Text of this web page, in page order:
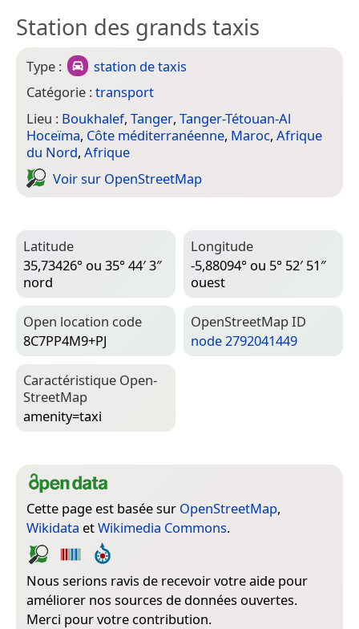
Station des grands taxis
Type :
station de taxis
Catégorie :transport
Lieu : Boukhalef, Tanger, Tanger-Tétouan-Al
Hoceïma, Côte méditerranéenne, Maroc, Afrique
du Nord, Afrique
Voir sur Open­Street­Map
Latitude
35,73426° ou 35° 44′ 3″
nord
Longitude
-5,88094° ou 5° 52′ 51″
ouest
Open location code
8C7PP4M9+PJ
Open­Street­Map ID
node 2792041449
Caractéristique Open­
Street­Map
amenity=­taxi
Cette page est basée sur OpenStreetMap,
Wikidata etWikimedia Commons.
Nous serions ravis de recevoir votre aide pour
améliorer nos sources de données ouvertes.
Merci pour votre contribution.